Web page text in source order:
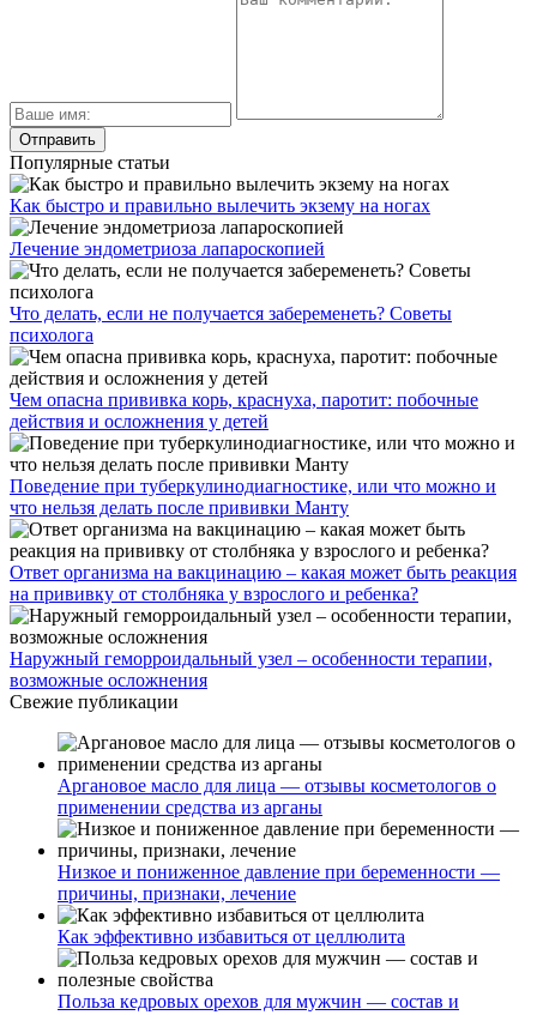
Популярные статьи
Как быстро и правильно вылечить экзему на ногах
Лечение эндометриоза лапароскопией
Что делать, если не получается забеременеть? Советы
психолога
Чем опасна прививка корь, краснуха, паротит: побочные
действия и осложнения у детей
Поведение при туберкулинодиагностике, или что можно и
что нельзя делать после прививки Манту
Ответ организма на вакцинацию – какая может быть реакция
на прививку от столбняка у взрослого и ребенка?
Наружный геморроидальный узел – особенности терапии,
возможные осложнения
Свежие публикации
Аргановое масло для лица — отзывы косметологов о
применении средства из арганы
Низкое и пониженное давление при беременности —
причины, признаки, лечение
Как эффективно избавиться от целлюлита
Польза кедровых орехов для мужчин — состав и